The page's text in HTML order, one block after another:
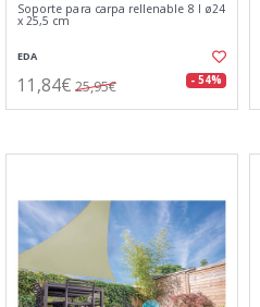
Soporte para carpa rellenable 8 l ø24
x 25,5 cm
EDA
11,84€ 25,95€ - 54%